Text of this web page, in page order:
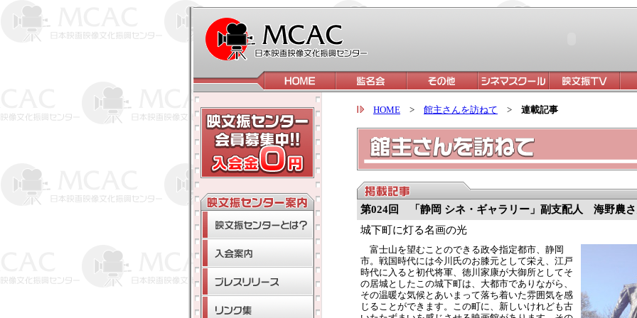
HOME > 館主さんを訪ねて > 連載記事
第024回 「静岡 シネ・ギャラリー」副支配人 海野農
城下町に灯る名画の光
富士山を望むことのできる政令指定都市、静岡
市。戦国時代には今川氏のお膝元として栄え、江戸
時代に入ると初代将軍、徳川家康が大御所としてそ
の居城としたこの城下町は、大都市でありながら、
その温暖な気候とあいまって落ち着いた雰囲気を感
じることができます。この町に、新しいけれども古